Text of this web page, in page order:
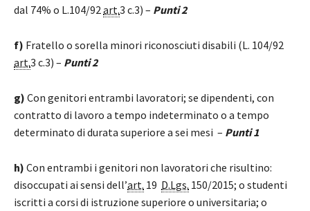
dal 74% o L.104/92 art.3 c.3) – Punti 2
f) Fratello o sorella minori riconosciuti disabili (L. 104/92
art.3 c.3) – Punti 2
g) Con genitori entrambi lavoratori; se dipendenti, con
contratto di lavoro a tempo indeterminato o a tempo
determinato di durata superiore a sei mesi – Punti 1
h) Con entrambi i genitori non lavoratori che risultino:
disoccupati ai sensi dell’art. 19 D.Lgs. 150/2015; o studenti
iscritti a corsi di istruzione superiore o universitaria; o